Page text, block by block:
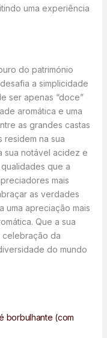
uma experiência
do património
a simplicidade
ser apenas “doce”
aromática e uma
as grandes castas
residem na sua
sua notável acidez e
que a
mais
as verdades
uma apreciação mais
Que a sua
celebração da
do mundo
borbulhante (com